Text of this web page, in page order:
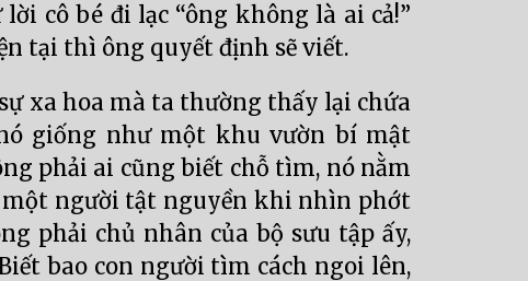
cô bé đi lạc “ông không là ai cả!”
tại thì ông quyết định sẽ viết.
xa hoa mà ta thường thấy lại chứa
giống như một khu vườn bí mật
phải ai cũng biết chỗ tìm, nó nằm
người tật nguyền khi nhìn phớt
phải chủ nhân của bộ sưu tập ấy,
bao con người tìm cách ngoi lên,